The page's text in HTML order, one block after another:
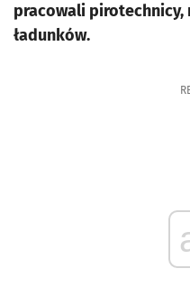
pracowali pirotechnicy,
ładunków.